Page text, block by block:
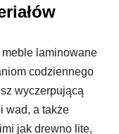
laminowane
codziennego
wyczerpującą
wad, a także
jak drewno lite,